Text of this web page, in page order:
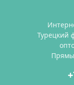
Турецкий